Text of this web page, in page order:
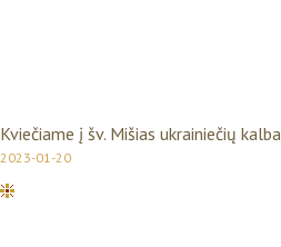
Kviečiame į šv. Mišias ukrainiečių kalba
2023-01-20